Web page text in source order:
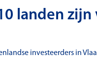
landen
investeerders in